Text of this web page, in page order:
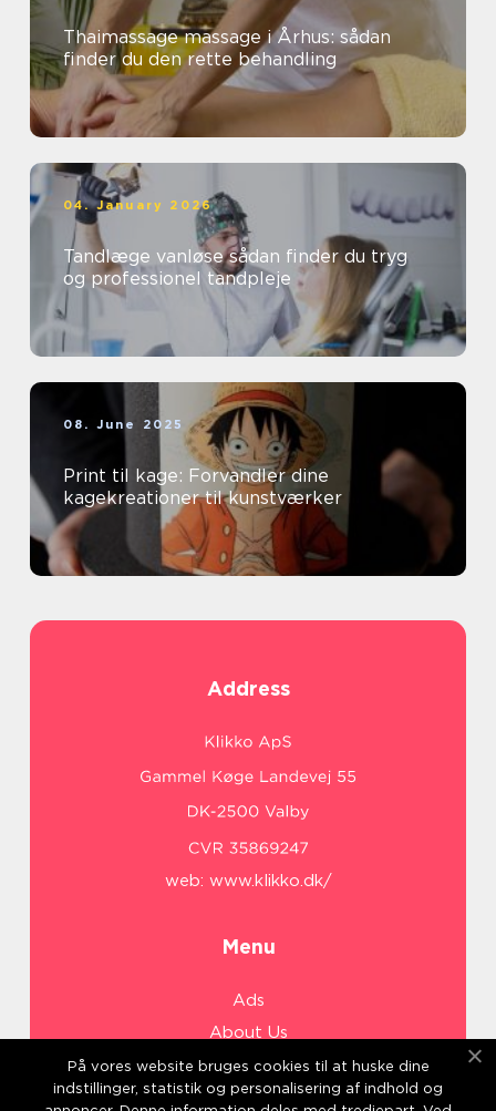
Thaimassage massage i Århus: sådan
finder du den rette behandling
04. January 2026
Tandlæge vanløse sådan finder du tryg
og professionel tandpleje
08. June 2025
Print til kage: Forvandler dine
kagekreationer til kunstværker
Address
web: www.klikko.dk/
Menu
Ads
About Us
Cookies
Contact
På vores website bruges cookies til at huske dine
indstillinger, statistik og personalisering af indhold og